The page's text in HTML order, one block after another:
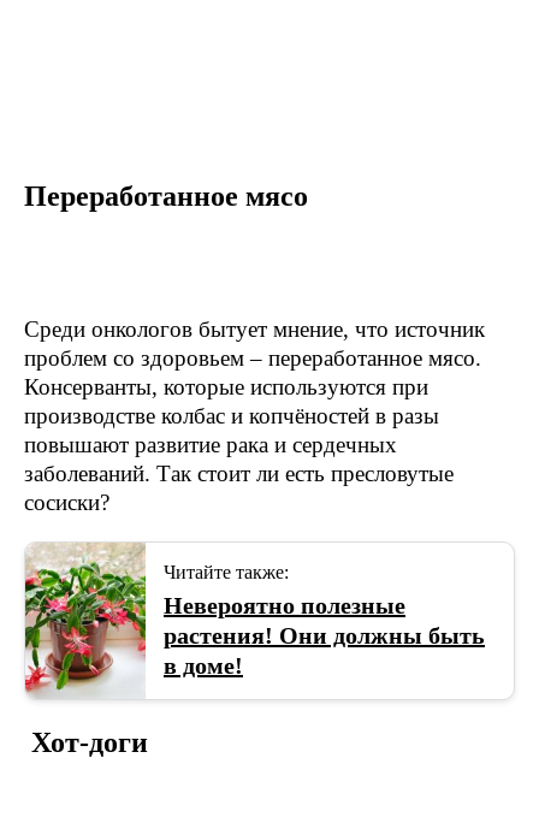
Переработанное мясо
Среди онкологов бытует мнение, что источник
проблем со здоровьем – переработанное мясо.
Консерванты, которые используются при
производстве колбас и копчёностей в разы
повышают развитие рака и сердечных
заболеваний. Так стоит ли есть пресловутые
сосиски?
Читайте также:
Невероятно полезные
растения! Они должны быть
в доме!
Хот-доги